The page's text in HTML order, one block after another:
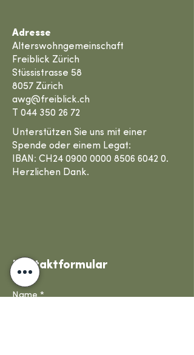
Adresse
Alterswohngemeinschaft
Freiblick Zürich
Stüssistrasse 58
8057 Zürich
awg@freiblick.ch
044 350 26 72
Unterstützen Sie uns mit einer
Spende oder einem Legat:
IBAN: CH24 0900 0000 8506 6042 0.
Herzlichen Dank.
Kontaktformular
Name *